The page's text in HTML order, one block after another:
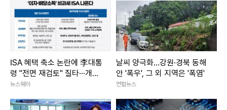
ISA 혜택 축소 논란에 李대통
령 "전면 재검토" 질타···개선
안 마련 착수
뉴스웨이
날씨 양극화…강원·경북 동해
안 '폭우', 그 외 지역은 '폭염'
연합뉴스